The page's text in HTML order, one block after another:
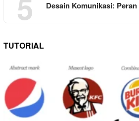
Desain Komunikasi:
TUTORIAL